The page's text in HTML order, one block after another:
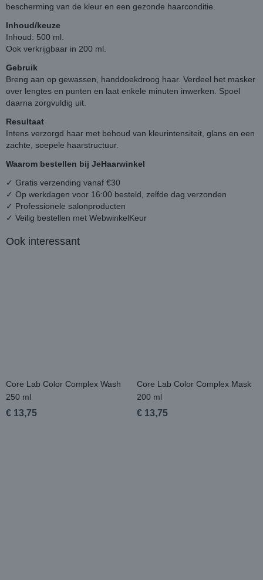
bescherming van de kleur en een gezonde haarconditie.
Inhoud/keuze
Inhoud: 500 ml.
Ook verkrijgbaar in 200 ml.
Gebruik
Breng aan op gewassen, handdoekdroog haar. Verdeel het masker
over lengtes en punten en laat enkele minuten inwerken. Spoel
daarna zorgvuldig uit.
Resultaat
Intens verzorgd haar met behoud van kleurintensiteit, glans en een
zachte, soepele haarstructuur.
Waarom bestellen bij JeHaarwinkel
✓ Gratis verzending vanaf €30
✓ Op werkdagen voor 16:00 besteld, zelfde dag verzonden
✓ Professionele salonproducten
✓ Veilig bestellen met WebwinkelKeur
Ook interessant
Core Lab Color Complex Wash
250 ml
€ 13,75
Core Lab Color Complex Mask
200 ml
€ 13,75